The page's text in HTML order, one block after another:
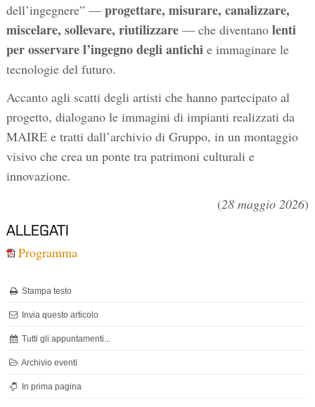
dell’ingegnere” — progettare, misurare, canalizzare,
miscelare, sollevare, riutilizzare— che diventano lenti
per osservare l’ingegno degli antichi e immaginare le
tecnologie del futuro.
Accanto agli scatti degli artisti che hanno partecipato al
progetto, dialogano le immagini di impianti realizzati da
MAIRE e tratti dall’archivio di Gruppo, in un montaggio
visivo che crea un ponte tra patrimoni culturali e
innovazione.
(28 maggio 2026)
ALLEGATI
Programma
Stampa testo
Invia questo articolo
Tutti gli appuntamenti...
Archivio eventi
In prima pagina